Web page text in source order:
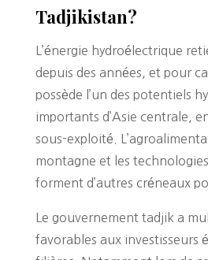
Tadjikistan?
L’énergie hydroélectrique
depuis des années, et pour
possède l’un des potentiels
importants d’Asie centrale,
sous-exploité.
montagne et les
forment d’autres créneaux
Le gouvernement tadjik a
favorables aux investisseurs